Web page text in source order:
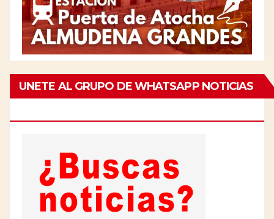
UNETE AL GRUPO DE WHATSAPP NOTICIAS